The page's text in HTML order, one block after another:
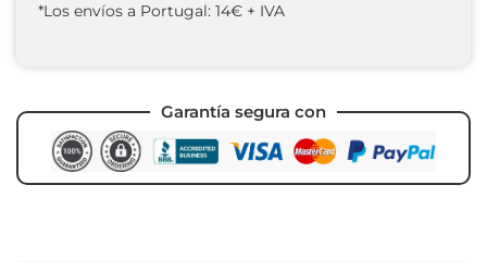
*Los envíos a Portugal: 14€ + IVA
Garantía segura con